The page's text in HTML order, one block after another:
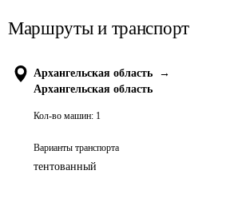
Маршруты и транспорт
Архангельская область
→
Архангельская область
Кол-во машин: 1
Варианты транспорта
тентованный